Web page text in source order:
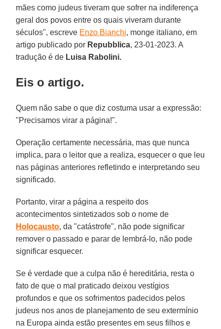
mães como judeus tiveram que sofrer na indiferença
geral dos povos entre os quais viveram durante
séculos", escreve Enzo Bianchi, monge italiano, em
artigo publicado por Repubblica, 23-01-2023. A
tradução é de Luisa Rabolini.
Eis o artigo.
Quem não sabe o que diz costuma usar a expressão:
"Precisamos virar a página!".
Operação certamente necessária, mas que nunca
implica, para o leitor que a realiza, esquecer o que leu
nas páginas anteriores refletindo e interpretando seu
significado.
Portanto, virar a página a respeito dos
acontecimentos sintetizados sob o nome de
Holocausto, da "catástrofe", não pode significar
remover o passado e parar de lembrá-lo, não pode
significar esquecer.
Se é verdade que a culpa não é hereditária, resta o
fato de que o mal praticado deixou vestígios
profundos e que os sofrimentos padecidos pelos
judeus nos anos de planejamento de seu extermínio
na Europa ainda estão presentes em seus filhos e